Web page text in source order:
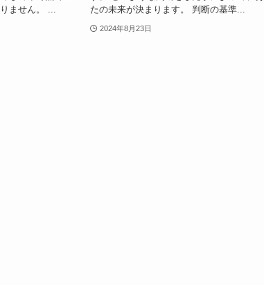
ません。 ...
たの未来が決まります。 判断の基準...
2024年8月23日